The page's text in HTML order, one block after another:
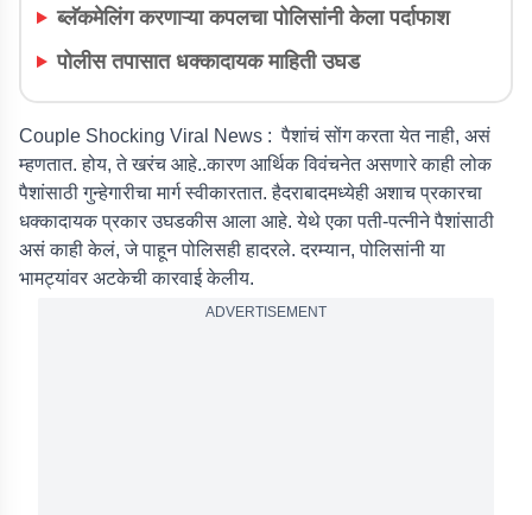
ब्लॅकमेलिंग करणाऱ्या कपलचा पोलिसांनी केला पर्दाफाश
पोलीस तपासात धक्कादायक माहिती उघड
Couple Shocking Viral News : पैशांचं सोंग करता येत नाही, असं
म्हणतात. होय, ते खरंच आहे..कारण आर्थिक विवंचनेत असणारे काही लोक
पैशांसाठी गुन्हेगारीचा मार्ग स्वीकारतात. हैदराबादमध्येही अशाच प्रकारचा
धक्कादायक प्रकार उघडकीस आला आहे. येथे एका पती-पत्नीने पैशांसाठी
असं काही केलं, जे पाहून पोलिसही हादरले. दरम्यान, पोलिसांनी या
भामट्यांवर अटकेची कारवाई केलीय.
ADVERTISEMENT